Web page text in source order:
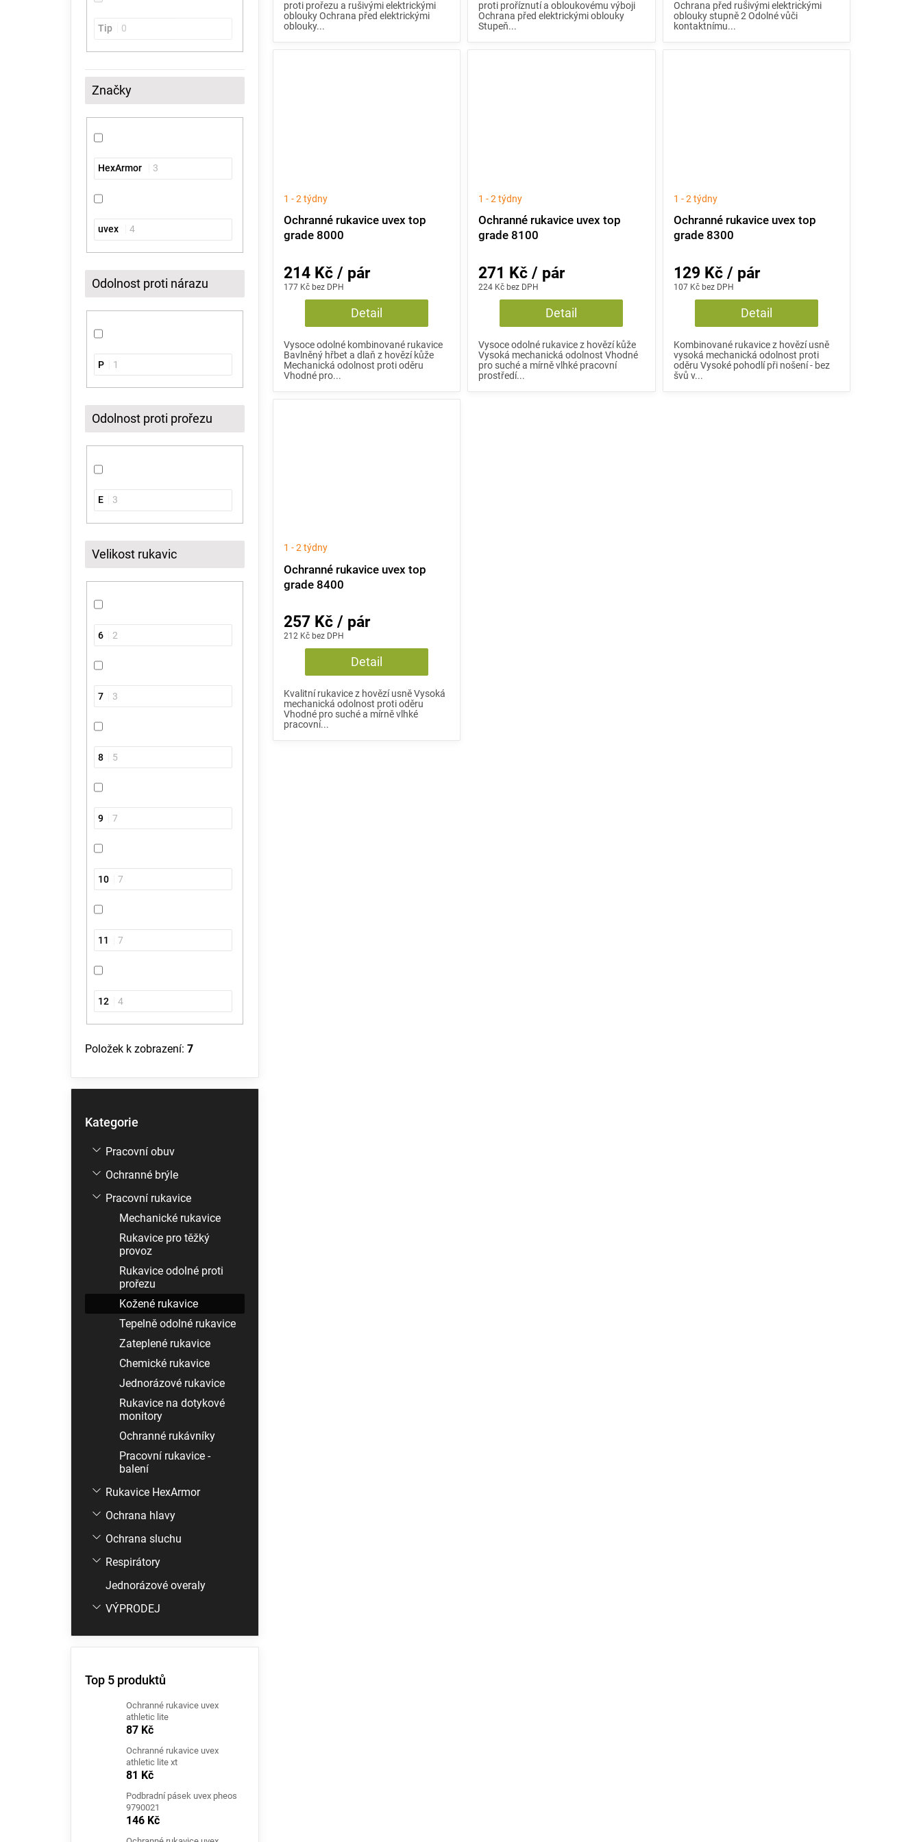
Tip 0
Značky
HexArmor 3
uvex 4
Odolnost proti nárazu
P 1
Odolnost proti prořezu
E 3
Velikost rukavic
6 2
7 3
8 5
9 7
10 7
11 7
12 4
Položek k zobrazení: 7
kategorie
Kategorie
Pracovní obuv
Ochranné brýle
Pracovní rukavice
Mechanické rukavice
Rukavice pro těžký
provoz
Rukavice odolné proti
prořezu
Kožené rukavice
Tepelně odolné rukavice
Zateplené rukavice
Chemické rukavice
Jednorázové rukavice
Rukavice na dotykové
monitory
Ochranné rukávníky
Pracovní rukavice -
balení
Rukavice HexArmor
Ochrana hlavy
Ochrana sluchu
Respirátory
Jednorázové overaly
VÝPRODEJ
Top 5 produktů
Ochranné rukavice uvex
athletic lite
87 Kč
Ochranné rukavice uvex
athletic lite xt
81 Kč
Podbradní pásek uvex pheos
9790021
146 Kč
proti prořezu a rušivými elektrickými
oblouky Ochrana před elektrickými
oblouky...
proti proříznutí a obloukovému výboji
Ochrana před elektrickými oblouky
Stupeň...
Ochrana před rušivými elektrickými
oblouky stupně 2 Odolné vůči
kontaktnímu...
Ochranné rukavice uvex top
grade 8000
1 - 2 týdny
177 Kč bez DPH
214 Kč / pár
Detail
Vysoce odolné kombinované rukavice
Bavlněný hřbet a dlaň z hovězí kůže
Mechanická odolnost proti oděru
Vhodné pro...
Ochranné rukavice uvex top
grade 8100
1 - 2 týdny
224 Kč bez DPH
271 Kč / pár
Detail
Vysoce odolné rukavice z hovězí kůže
Vysoká mechanická odolnost Vhodné
pro suché a mírně vlhké pracovní
prostředí...
Ochranné rukavice uvex top
grade 8300
1 - 2 týdny
107 Kč bez DPH
129 Kč / pár
Detail
Kombinované rukavice z hovězí usně
vysoká mechanická odolnost proti
oděru Vysoké pohodlí při nošení - bez
švů v...
Ochranné rukavice uvex top
grade 8400
1 - 2 týdny
212 Kč bez DPH
257 Kč / pár
Detail
Kvalitní rukavice z hovězí usně Vysoká
mechanická odolnost proti oděru
Vhodné pro suché a mírně vlhké
pracovní...